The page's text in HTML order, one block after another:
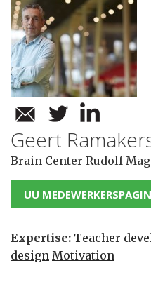
Geert
Brain Center Rudolf
UU
Expertise: Teacher
design Motivation